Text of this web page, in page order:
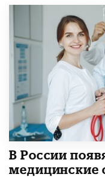
В России
медицинские